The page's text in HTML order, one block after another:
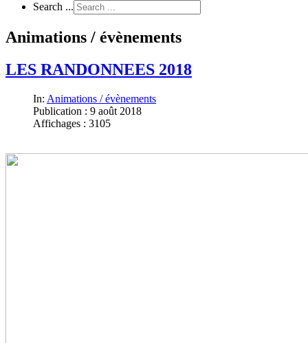
Search ...
Animations / évènements
LES RANDONNEES 2018
In: Animations / évènements
Publication : 9 août 2018
Affichages : 3105